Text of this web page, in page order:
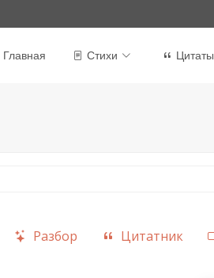
Главная Стихи Цитаты
Разбор Цитатник